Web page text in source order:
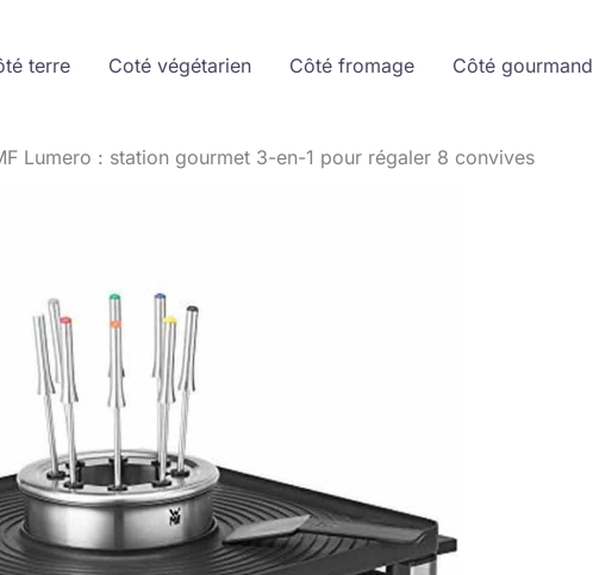
terre Coté végétarien Côté fromage Côté gourmand
Lumero : station gourmet 3-en-1 pour régaler 8 convives